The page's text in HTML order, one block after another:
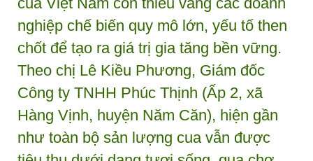
nghiệp chế biến quy mô lớn, yếu tố then
chốt để tạo ra giá trị gia tăng bền vững.
Theo chị Lê Kiều Phương, Giám đốc
Công ty TNHH Phúc Thịnh (Ấp 2, xã
Hàng Vịnh, huyện Năm Căn), hiện gần
như toàn bộ sản lượng cua vẫn được